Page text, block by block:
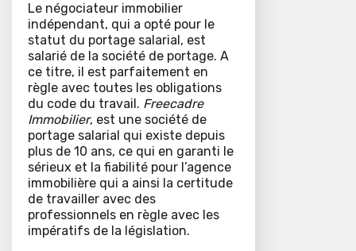
Le négociateur immobilier
indépendant, qui a opté pour le
statut du portage salarial, est
salarié de la société de portage. A
ce titre, il est parfaitement en
règle avec toutes les obligations
du code du travail. Freecadre
Immobilier, est une société de
portage salarial qui existe depuis
plus de 10 ans, ce qui en garanti le
sérieux et la fiabilité pour l’agence
immobilière qui a ainsi la certitude
de travailler avec des
professionnels en règle avec les
impératifs de la législation.